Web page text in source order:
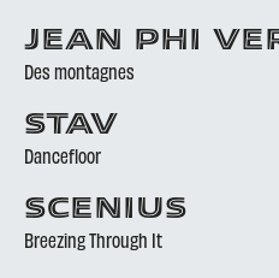
JEAN PHI
Des montagnes
STAV
Dancefloor
SCENIUS
Breezing Through It